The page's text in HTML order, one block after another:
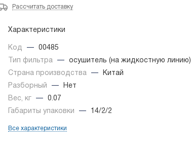
Рассчитать доставку
Характеристики
Код —
00485
Тип фильтра
—
осушитель (на жидкостную линию)
Страна производства
—
Китай
Разборный
—
Нет
Вес, кг
—
0.07
Габариты упаковки
— 14/2/2
Все характеристики